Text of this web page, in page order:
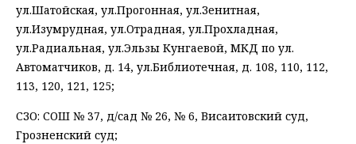
ул.Шатойская, ул.Прогонная, ул.Зенитная,
ул.Изумрудная, ул.Отрадная, ул.Прохладная,
ул.Радиальная, ул.Эльзы Кунгаевой, МКД по ул.
Автоматчиков, д. 14, ул.Библиотечная, д. 108, 110, 112,
113, 120, 121, 125;
СЗО: СОШ № 37, д/сад № 26, № 6, Висаитовский суд,
Грозненский суд;